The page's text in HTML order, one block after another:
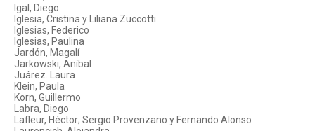
Igal, Diego
Iglesia, Cristina y Liliana Zuccotti
Iglesias, Federico
Iglesias, Paulina
Jardón, Magalí
Jarkowski, Aníbal
Juárez. Laura
Klein, Paula
Korn, Guillermo
Labra, Diego
Lafleur, Héctor; Sergio Provenzano y Fernando Alonso